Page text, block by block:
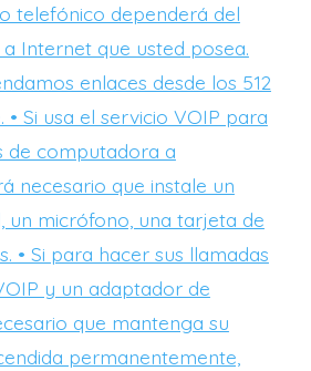
telefónico dependerá del
Internet que usted posea.
enlaces desde los 512
Si usa el servicio VOIP para
de computadora a
necesario que instale un
un micrófono, una tarjeta de
• Si para hacer sus llamadas
y un adaptador de
que mantenga su
permanentemente,